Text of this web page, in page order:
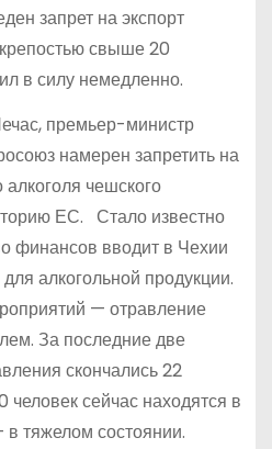
запрет на экспорт
свыше 20
в силу немедленно.
премьер-министр
намерен запретить на
чешского
ЕС. Стало известно
финансов вводит в Чехии
алкогольной продукции.
— отравление
За последние две
скончались 22
сейчас находятся в
тяжелом состоянии.